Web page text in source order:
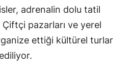
adrenalin dolu tatil
pazarları ve yerel
ettiği kültürel turlar